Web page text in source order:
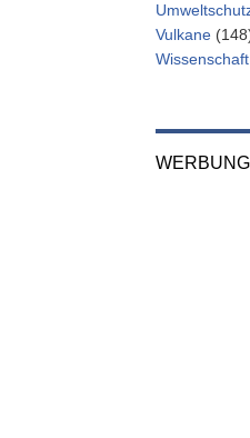
Vulkane
Wissenschaft
WERBUNG